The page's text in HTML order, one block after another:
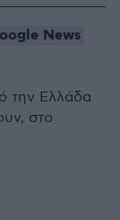
News
την Ελλάδα
στο